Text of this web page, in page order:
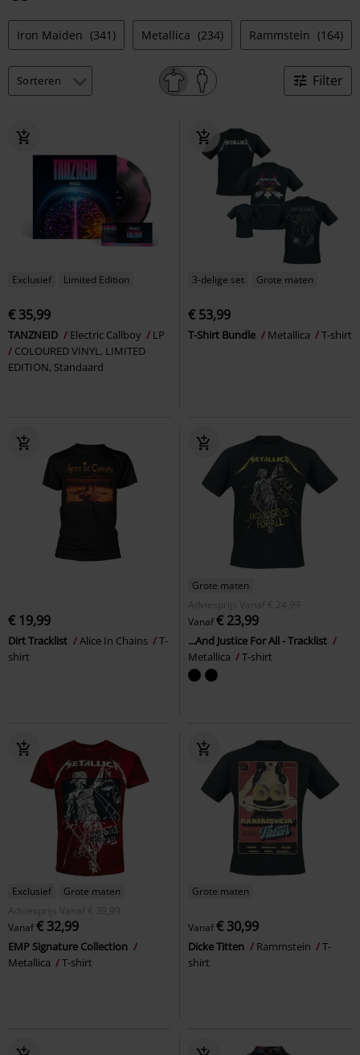
Iron Maiden (341) Metallica (234) Rammstein (164)
Filter
Exclusief Limited Edition
€ 35,99
TANZNEID Electric Callboy
LP
COLOURED VINYL, LIMITED
EDITION, Standaard
3-delige set Grote maten
€ 53,99
T-Shirt Bundle Metallica T-shirt
€ 19,99
Dirt Tracklist Alice In Chains
T-
shirt
Grote maten
Adviesprijs
Vanaf € 24,99
Vanaf€ 23,99
...And Justice For All - Tracklist
Metallica
T-shirt
Exclusief
Grote maten
Adviesprijs
Vanaf € 39,99
Vanaf€ 32,99
EMP Signature Collection
Metallica
T-shirt
Grote maten
Vanaf€ 30,99
Dicke Titten Rammstein
T-
shirt